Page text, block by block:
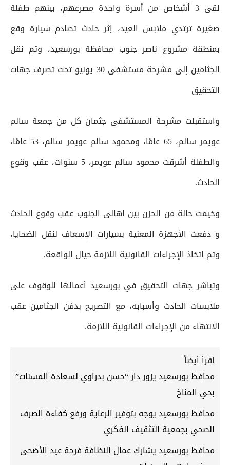
لقى 3 أشخاص من أسرة واحدة مصرعهم، بينهم طفلة
صغيرة ترتدي ملابس العيد، إثر حادث تصادم سيارة وقع
بمنطقة مشروع ناصر جنوب محافظة بورسعيد، وتم نقل
الجثامين إلى مشرحة مستشفى 30 يونيو تحت تصرف جهات
التحقيق
واستقبلت مشرحة المستشفى جثمان كل من جمعة سالم
عويمر سالم، 65 عامًا، ومحمود سالم عويمر سالم، 53 عامًا،
والطفلة أشرقت محمود سالم عويمر، 5 سنوات، عقب وقوع
الحادث.
وخيمت حالة من الحزن بين اهالى الجنوب عقب وقوع الحادث
و دفعت الأجهزة المعنية بسيارات الإسعاف لنقل الضحايا،
وتم اتخاذ الإجراءات القانونية اللازمة حيال الواقعة.
وتباشر جهات التحقيق في بورسعيد أعمالها للوقوف على
ملابسات الحادث وأسبابه، مع التصريح بدفن الجثامين عقب
الانتهاء من الإجراءات القانونية اللازمة.
إقرأ أيضاً
محافظ بورسعيد يزور دار “حسن بدراوي لسعادة المسنات”
بحي المناخ
محافظ بورسعيد يوجه بتوفير الرعاية ورفع كفاءة الصرف
الصحي بجمعية التثقيف الفكري
محافظ بورسعيد يشارك عمال النظافة فرحة عيد الأضحى